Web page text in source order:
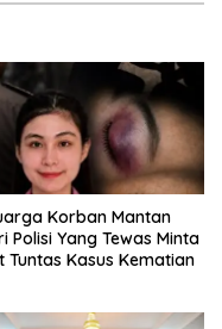
Korban Mantan
Polisi Yang Tewas Minta
Tuntas Kasus Kematian